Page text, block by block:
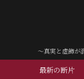
～真実と虚飾が
最新の断片